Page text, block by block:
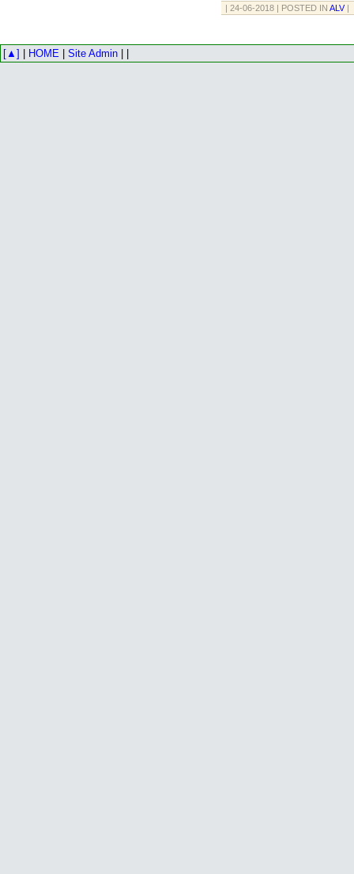
| 24-06-2018 | POSTED IN ALV|
[▲] HOME Site Admin